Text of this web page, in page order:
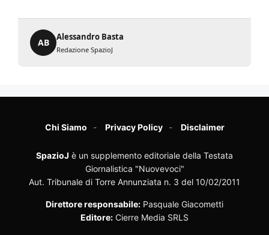
AB
Alessandro Basta
Redazione SpazioJ
Chi Siamo Privacy Policy Disclaimer
SpazioJ è un supplemento editoriale della Testata
Giornalistica "Nuovevoci"
Aut. Tribunale di Torre Annunziata n. 3 del 10/02/2011
Direttore responsabile: Pasquale Giacometti
Editore: Cierre Media SRLS